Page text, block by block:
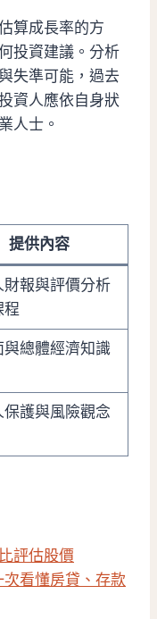
算成長率的方
投資建議。分析
失準可能，過去
資人應依自身狀
人士。
提供內容
財報與評價分析
程
與總體經濟知識
保護與風險觀念
評估股價
看懂房貸、存款